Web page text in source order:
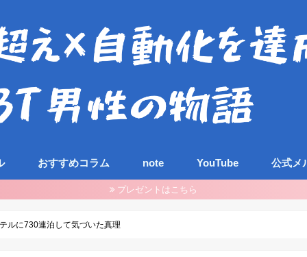
おすすめコラム note YouTube 公式メ
プレゼントはこちら
ルに730連泊して気づいた真理